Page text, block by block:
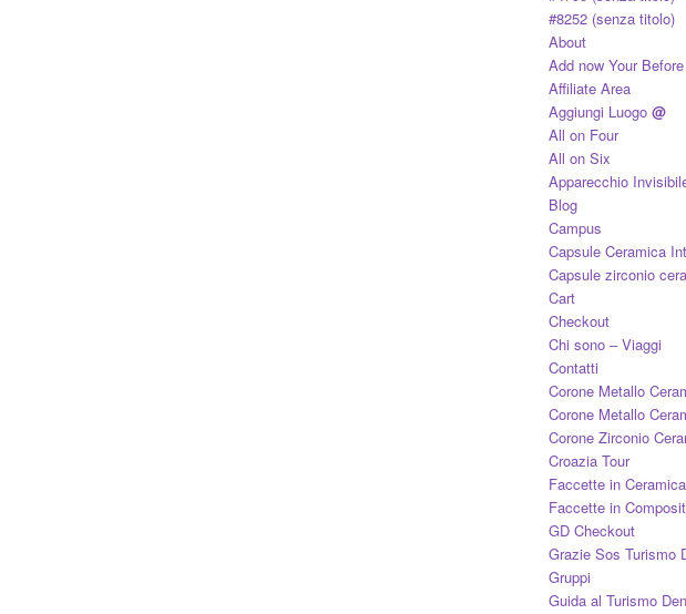
#8252 (senza titolo)
About
Add now Your
Affiliate Area
Aggiungi Luogo @
All on Four
All on Six
Apparecchio
Blog
Campus
Capsule Ceramica
Capsule zirconio
Cart
Checkout
Chi sono – Viaggi
Contatti
Corone Metallo
Corone Metallo
Corone Zirconio
Croazia Tour
Faccette in Ceramica
Faccette in
GD Checkout
Grazie Sos Turismo
Gruppi
Guida al Turismo